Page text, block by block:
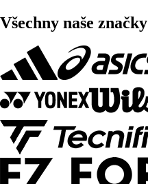
Všechny naše značky